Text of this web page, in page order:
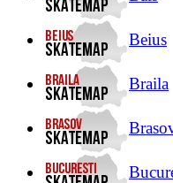
Beius
Braila